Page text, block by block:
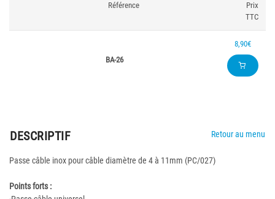
Référence
Prix
TTC
BA-26
8,90€
DESCRIPTIF Retour au menu
Passe câble inox pour câble diamètre de 4 à 11mm (PC/027)
Points forts :